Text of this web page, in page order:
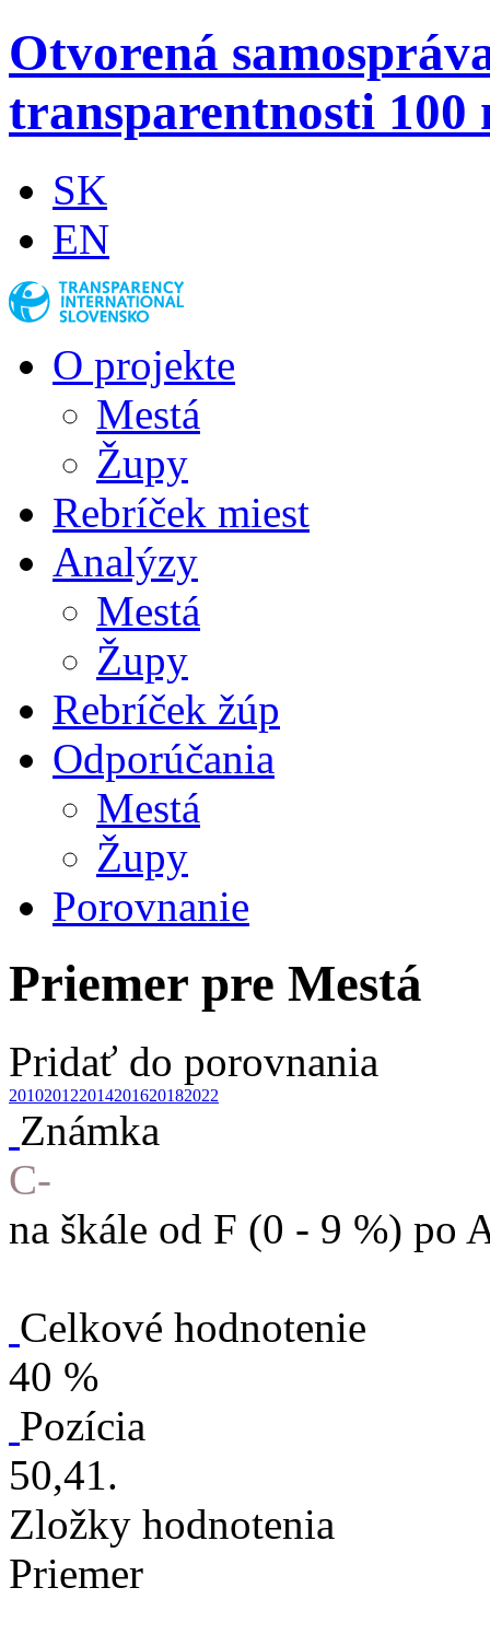
Otvorená
transparentnosti 100
SK
EN
O projekte
Mestá
Župy
Rebríček miest
Analýzy
Mestá
Župy
Rebríček žúp
Odporúčania
Mestá
Župy
Porovnanie
Priemer pre Mestá
Pridať do porovnania
201020122014201620182022
Známka
C-
na škále od F (0 - 9 %) po
Celkové hodnotenie
40 %
Pozícia
50,41.
Zložky hodnotenia
Priemer